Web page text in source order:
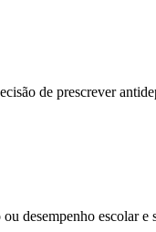
de prescrever
desempenho escolar